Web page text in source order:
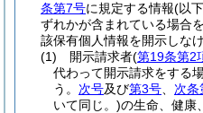
条第7号に規定する情報(以
ずれかが含まれている場合
該保有個人情報を開示しな
(1)
開示請求者(第19条第2
代わって開示請求をする
う。 次号及び第3号 次条
いて同じ。)の生命、健康